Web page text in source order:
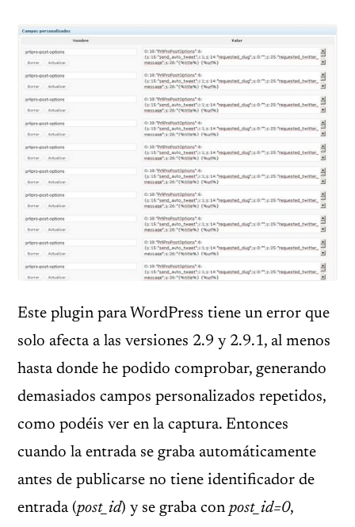
Este plugin para WordPress tiene un error que
solo afecta a las versiones 2.9 y 2.9.1, al menos
hasta donde he podido comprobar, generando
demasiados campos personalizados repetidos,
como podéis ver en la captura. Entonces
cuando la entrada se graba automáticamente
antes de publicarse no tiene identificador de
entrada (post_id) y se graba con post_id=0,